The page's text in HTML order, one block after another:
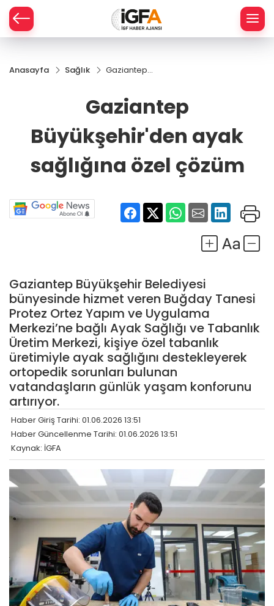
Anasayfa Sağlık
Gaziantep
özel çözüm
Gaziantep
Büyükşehir'den ayak
sağlığına özel çözüm
Gaziantep Büyükşehir Belediyesi
bünyesinde hizmet veren Buğday Tanesi
Protez Ortez Yapım ve Uygulama
Merkezi’ne bağlı Ayak Sağlığı ve Tabanlık
Üretim Merkezi, kişiye özel tabanlık
üretimiyle ayak sağlığını destekleyerek
ortopedik sorunları bulunan
vatandaşların günlük yaşam konforunu
artırıyor.
Haber Giriş Tarihi: 01.06.2026 13:51
Haber Güncellenme Tarihi: 01.06.2026 13:51
Kaynak: İGFA